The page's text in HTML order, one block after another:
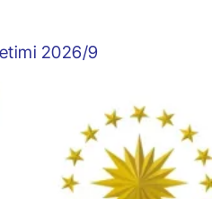
2026/9